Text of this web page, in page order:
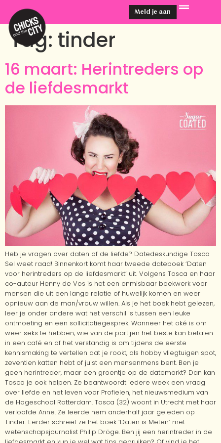
Meld je aan
Tag: tinder
16 maart: Herintreders op
de liefdesmarkt
Heb je vragen over daten of de liefde? Datedeskundige Tosca
Sel weet raad! Binnenkort komt haar tweede dateboek ‘Daten
voor herintreders op de liefdesmarkt’ uit. Volgens Tosca en haar
co-auteur Henny de Vos is het een onmisbaar boekwerk voor
mensen die uit een lange relatie of huwelijk komen en weer
opnieuw aan de man/vrouw willen. Als je het boek hebt gelezen,
leer je onder andere wat het verschil is tussen een leuke
ontmoeting en een sollicitatiegesprek. Wanneer het oké is om
weer seks te hebben, wie van de partijen het beste kan betalen
in een café en of het verstandig is om tijdens de eerste
kennismaking te vertellen dat je rookt, als hobby vliegtuigen spot,
zeventien katten hebt of juist een mensenmens bent. Ben je
geen herintreder, maar een groentje op de datemarkt? Dan kan
Tosca je ook helpen. Ze beantwoordt iedere week een vraag
over liefde en het leven voor Profielen, het nieuwsmedium van
de Hogeschool Rotterdam. Tosca (32) woont in Utrecht met haar
verloofde Anne. Ze leerde hem anderhalf jaar geleden op
Tinder. Eerder schreef ze het boek ‘Daten is Meten’ met
wetenschapsjournalist Philip Dröge. Ben jij een herintreder in de